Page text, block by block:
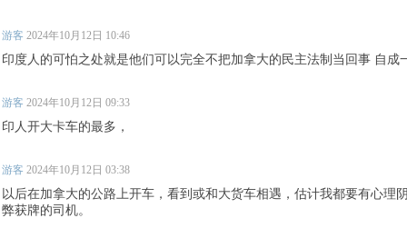
游客 2024年10月12日 10:46
印度人的可怕之处就是他们可以完全不把加拿大的民主法制当回事 自成
游客 2024年10月12日 09:33
印人开大卡车的最多，
游客 2024年10月12日 03:38
以后在加拿大的公路上开车，看到或和大货车相遇，估计我都要有心
弊获牌的司机。